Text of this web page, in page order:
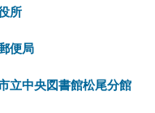
所
便局
立中央図書館松尾分館